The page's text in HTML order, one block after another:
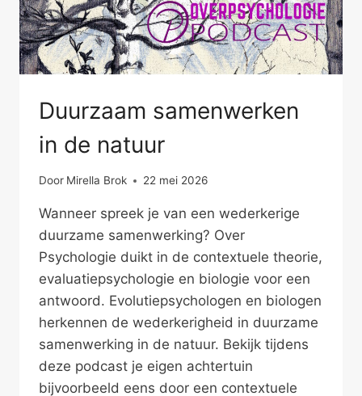
Duurzaam samenwerken
in de natuur
Door Mirella Brok 22 mei 2026
Wanneer spreek je van een wederkerige
duurzame samenwerking? Over
Psychologie duikt in de contextuele theorie,
evaluatiepsychologie en biologie voor een
antwoord. Evolutiepsychologen en biologen
herkennen de wederkerigheid in duurzame
samenwerking in de natuur. Bekijk tijdens
deze podcast je eigen achtertuin
bijvoorbeeld eens door een contextuele